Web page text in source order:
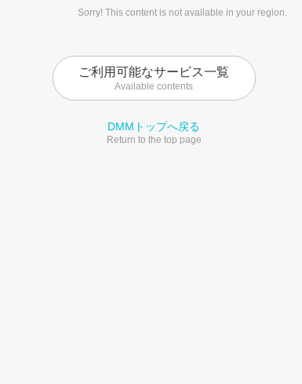
Sorry! This content is not available in your region.
ご利用可能なサービス一覧
Available contents
DMMトップへ戻る
Return to the top page